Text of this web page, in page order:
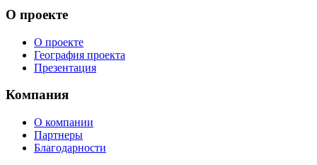
О проекте
О проекте
География проекта
Презентация
Компания
О компании
Партнеры
Благодарности